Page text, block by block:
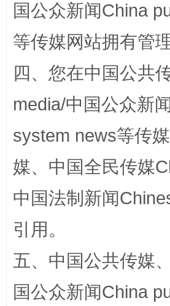
国公众新闻China
等传媒网站拥有管
四、您在中国公共
media/中国公众新
system news等传
媒、中国全民传媒
中国法制新闻
引用。
五、中国公共传媒
国公众新闻China